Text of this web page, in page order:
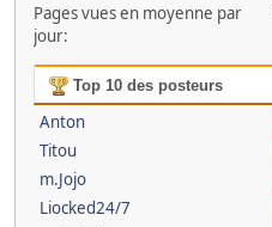
Pages vues en moyenne par
jour:
Top 10 des posteurs
Anton
Titou
m.Jojo
Liocked24/7